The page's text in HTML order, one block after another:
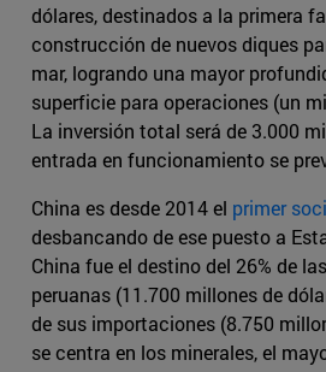
dólares, destinados a la primera
construcción de nuevos diques
mar, logrando una mayor
superficie para operaciones (un
La inversión total será de 3.000
entrada en funcionamiento se
China es desde 2014 el primer
desbancando de ese puesto a
China fue el destino del 26% de
peruanas (11.700 millones de
de sus importaciones (8.750
se centra en los minerales, el